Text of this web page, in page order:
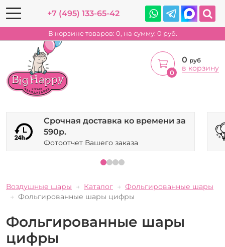
+7 (495) 133-65-42
В корзине товаров: 0, на сумму: 0 руб.
0
0 руб
в корзину
Срочная доставка ко времени за
590р.
Фотоотчет Вашего заказа
Воздушные шары Каталог
Фольгированные шары
Фольгированные шары цифры
Фольгированные шары
цифры